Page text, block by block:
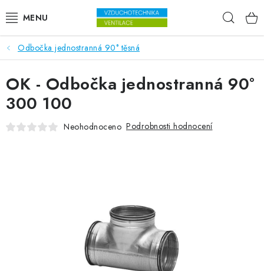
VENTILÁTORY
VZDUCHOTECHNIKA
REKUPERACE
ZVLHČOVAČE VZDUCHU PRŮMYSLOVÉ
Odbočka jednostranná 90° těsná
OK - Odbočka jednostranná 90°
300 100
Neohodnoceno Podrobnosti hodnocení